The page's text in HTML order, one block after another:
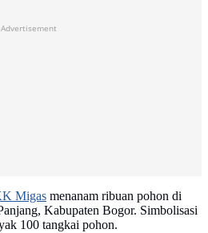
Advertisement
Migas menanam ribuan pohon di
Kabupaten Bogor. Simbolisasi
100 tangkai pohon.